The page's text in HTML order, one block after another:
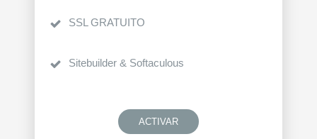
SSL GRATUITO
Sitebuilder & Softaculous
ACTIVAR